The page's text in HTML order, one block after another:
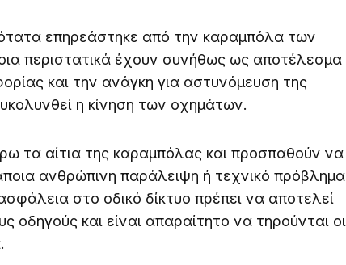
επηρεάστηκε από την καραμπόλα των
περιστατικά έχουν συνήθως ως αποτέλεσμα
και την ανάγκη για αστυνόμευση της
η κίνηση των οχημάτων.
τα αίτια της καραμπόλας και προσπαθούν να
ανθρώπινη παράλειψη ή τεχνικό πρόβλημα
στο οδικό δίκτυο πρέπει να αποτελεί
οδηγούς και είναι απαραίτητο να τηρούνται οι